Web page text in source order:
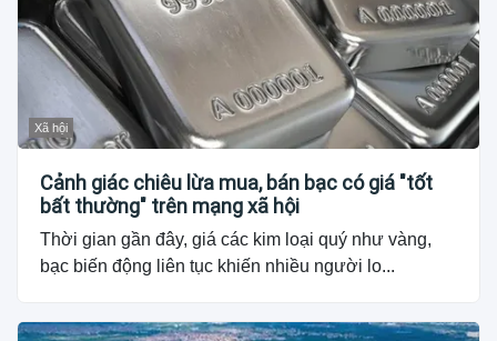
Xã hội
Cảnh giác chiêu lừa mua, bán bạc có giá "tốt
bất thường" trên mạng xã hội
Thời gian gần đây, giá các kim loại quý như vàng,
bạc biến động liên tục khiến nhiều người lo...